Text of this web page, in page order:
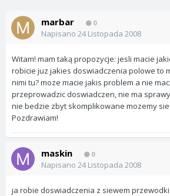
marbar 0
Napisano 24 Listopada 2008
Witam! mam taką propozycje: jesli macie
robicie juz jakies doswiadczenia polowe to
nimi tu? moze macie jakis problem a nie
przeprowadzic doswiadczen, nie ma
nie bedzie zbyt skomplikowane mozemy sie
Pozdrawiam!
maskin 0
Napisano 24 Listopada 2008
ja robie doswiadczenia z siewem